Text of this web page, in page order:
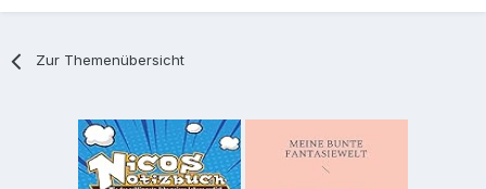
Zur Themenübersicht